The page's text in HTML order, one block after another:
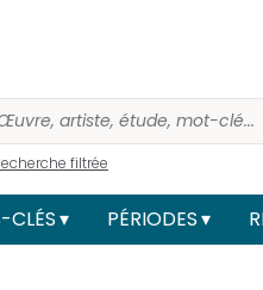
filtrée
CLÉS PÉRIODES